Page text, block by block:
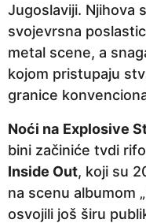
Jugoslaviji. Njihova
svojevrsna
metal scene, a
kojom pristupaju
granice
Noći na Explosive
bini začiniće tvdi
Inside Out, koji su
na scenu albumom „
osvojili još širu